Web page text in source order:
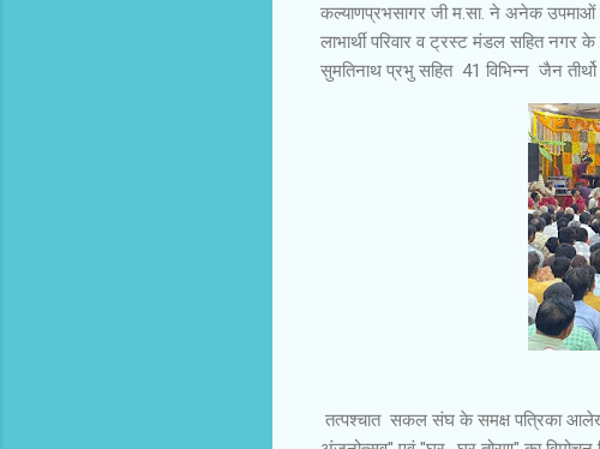
कल्याणप्रभसागर जी म.सा. ने अनेक उपमाओं के
लाभार्थी परिवार व ट्रस्ट मंडल सहित नगर
सुमतिनाथ प्रभु सहित 41 विभिन्न जैन
तत्पश्चात सकल संघ के समक्ष पत्रिका